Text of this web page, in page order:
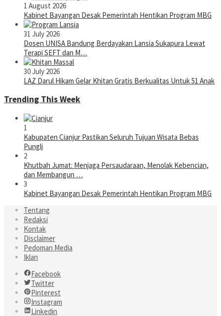
1 August 2026
Kabinet Bayangan Desak Pemerintah Hentikan Program MBG
31 July 2026
Dosen UNISA Bandung Berdayakan Lansia Sukapura Lewat
Terapi SEFT dan M…
30 July 2026
LAZ Darul Hikam Gelar Khitan Gratis Berkualitas Untuk 51 Anak
Trending This Week
1
Kabupaten Cianjur Pastikan Seluruh Tujuan Wisata Bebas
Pungli
2
Khutbah Jumat: Menjaga Persaudaraan, Menolak Kebencian,
dan Membangun …
3
Kabinet Bayangan Desak Pemerintah Hentikan Program MBG
Tentang
Redaksi
Kontak
Disclaimer
Pedoman Media
Iklan
Facebook
Twitter
Pinterest
Instagram
Linkedin